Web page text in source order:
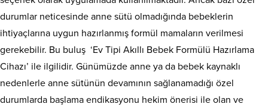
durumlar neticesinde anne sütü olmadığında bebeklerin
ihtiyaçlarına uygun hazırlanmış formül mamaların verilmesi
gerekebilir. Bu buluş ‘Ev Tipi Akıllı Bebek Formülü Hazırlama
Cihazı’ ile ilgilidir. Günümüzde anne ya da bebek kaynaklı
nedenlerle anne sütünün devamının sağlanamadığı özel
durumlarda başlama endikasyonu hekim önerisi ile olan ve